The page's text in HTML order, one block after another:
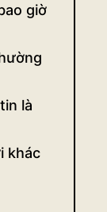
giờ
là
khác